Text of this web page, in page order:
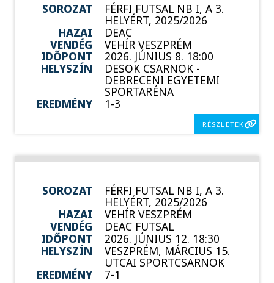
SOROZAT FÉRFI FUTSAL NB I, A 3.
HELYÉRT, 2025/2026
HAZAI
DEAC
VENDÉG
VEHÍR VESZPRÉM
IDŐPONT
2026. JÚNIUS 8. 18:00
HELYSZÍN
DESOK CSARNOK -
DEBRECENI EGYETEMI
SPORTARÉNA
EREDMÉNY
1-3
RÉSZLETEK
SOROZAT FÉRFI FUTSAL NB I, A 3.
HELYÉRT, 2025/2026
HAZAI
VEHÍR VESZPRÉM
VENDÉG
DEAC FUTSAL
IDŐPONT
2026. JÚNIUS 12. 18:30
HELYSZÍN
VESZPRÉM, MÁRCIUS 15.
UTCAI SPORTCSARNOK
EREDMÉNY
7-1